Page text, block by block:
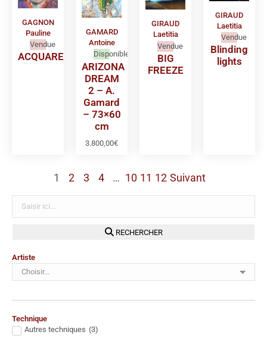
RECHERCHER
Artiste
Technique
Autres techniques (3)
GAGNON
Pauline
Vendue
ACQUARELLO
GAMARD
Antoine
Disponible
ARIZONA
DREAM
2 – A.
Gamard
– 73×60
cm
3.800,00€
GIRAUD
Laetitia
Vendue
BIG
FREEZE
GIRAUD
Laetitia
Vendue
Blinding
lights
1 2 3 4 … 10 11 12 Suivant